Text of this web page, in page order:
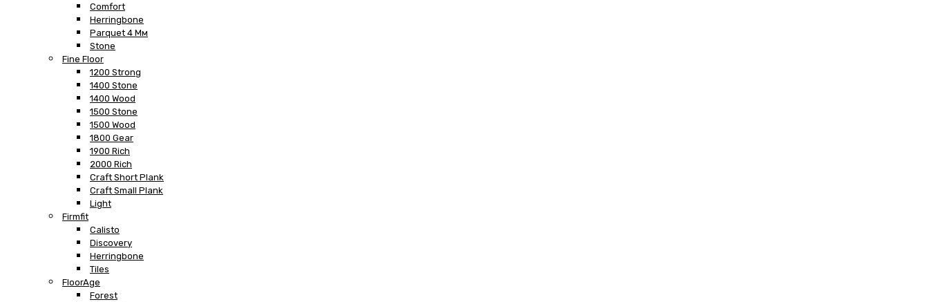
Comfort
Herringbone
Parquet 4 Мм
Stone
Fine Floor
1200 Strong
1400 Stone
1400 Wood
1500 Stone
1500 Wood
1800 Gear
1900 Rich
2000 Rich
Craft Short Plank
Craft Small Plank
Light
Firmfit
Calisto
Discovery
Herringbone
Tiles
FloorAge
Forest